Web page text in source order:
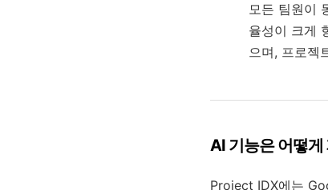
모든 팀원이
율성이 크게
으며, 프로젝
AI 기능은 어떻
Project IDX에는